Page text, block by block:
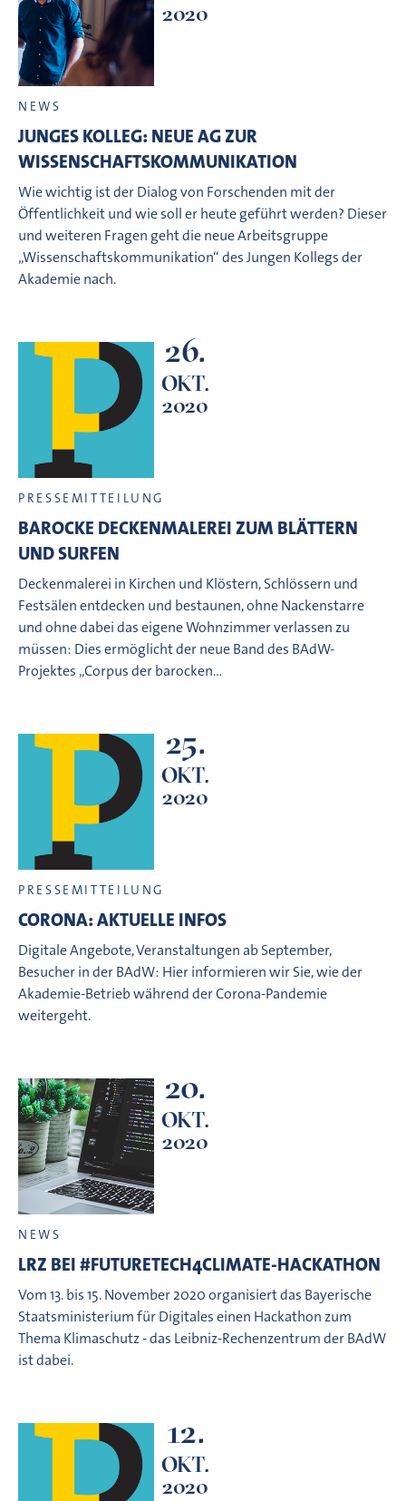
2020
NEWS
JUNGES KOLLEG: NEUE AG ZUR
WISSENSCHAFTSKOMMUNIKATION
Wie wichtig ist der Dialog von Forschenden mit der
Öffentlichkeit und wie soll er heute geführt werden? Dieser
und weiteren Fragen geht die neue Arbeitsgruppe
„Wissenschaftskommunikation“ des Jungen Kollegs der
Akademie nach.
26.
OKT.
2020
PRESSEMITTEILUNG
BAROCKE DECKENMALEREI ZUM BLÄTTERN
UND SURFEN
Deckenmalerei in Kirchen und Klöstern, Schlössern und
Festsälen entdecken und bestaunen, ohne Nackenstarre
und ohne dabei das eigene Wohnzimmer verlassen zu
müssen: Dies ermöglicht der neue Band des BAdW-
Projektes „Corpus der barocken…
25.
OKT.
2020
PRESSEMITTEILUNG
CORONA: AKTUELLE INFOS
Digitale Angebote, Veranstaltungen ab September,
Besucher in der BAdW: Hier informieren wir Sie, wie der
Akademie-Betrieb während der Corona-Pandemie
weitergeht.
20.
OKT.
2020
NEWS
LRZ BEI #FUTURETECH4CLIMATE-HACKATHON
Vom 13. bis 15. November 2020 organisiert das Bayerische
Staatsministerium für Digitales einen Hackathon zum
Thema Klimaschutz - das Leibniz-Rechenzentrum der BAdW
ist dabei.
12.
OKT.
2020